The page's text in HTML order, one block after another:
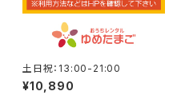
土日祝：13:00-21:00
¥10,890